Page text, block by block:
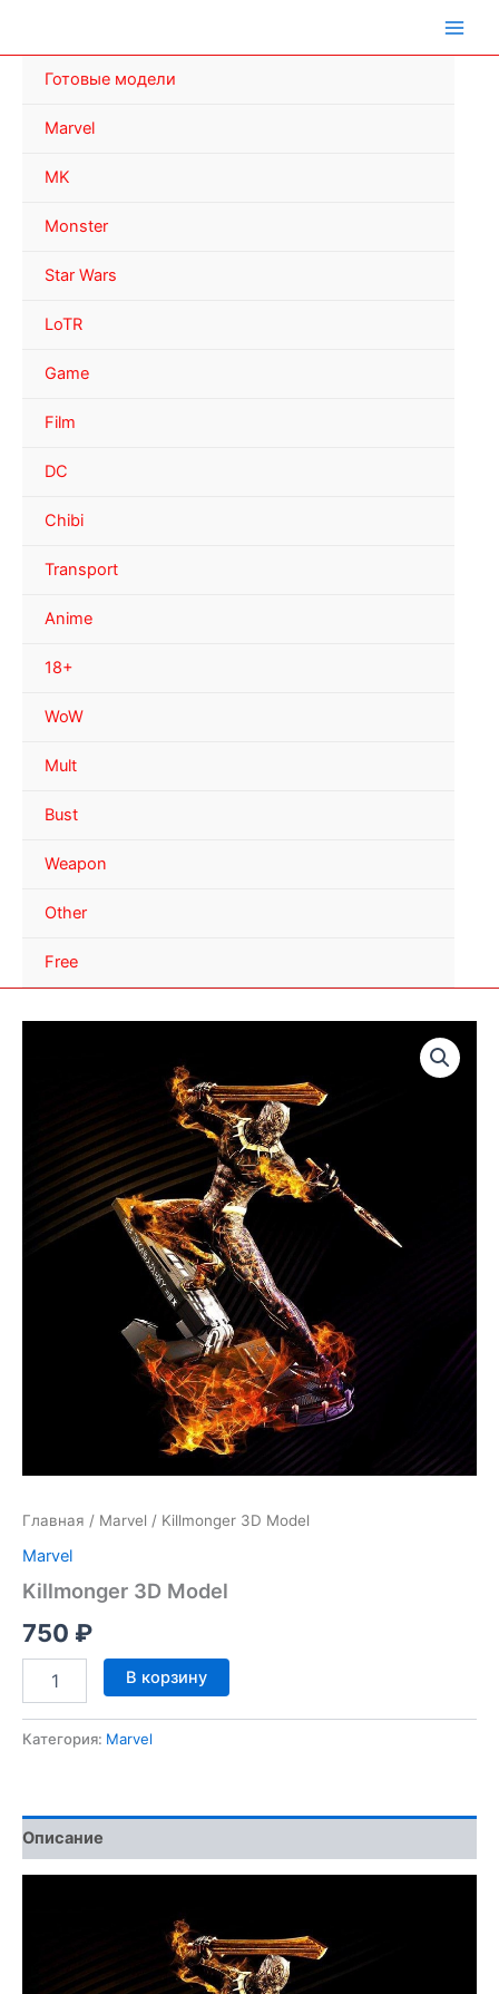
Готовые модели
Marvel
MK
Monster
Star Wars
LoTR
Game
Film
DC
Chibi
Transport
Anime
18+
WoW
Mult
Bust
Weapon
Other
Free
Главная / Marvel / Killmonger 3D Model
Marvel
Killmonger 3D Model
750 ₽
Количество
товара
3D
В корзину
Категория: Marvel
Описание